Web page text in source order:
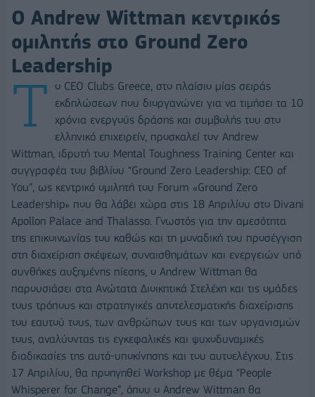
O Andrew Wittman κεντρικός
ομιλητής στο Ground Zero
Leadership
Τ
ο CEO Clubs Greece, στο πλαίσιο μίας σειράς
εκδηλώσεων που διοργανώνει για να τιμήσει τα 10
χρόνια ενεργούς δράσης και συμβολής του στο
ελληνικό επιχειρείν, προσκαλεί τον Andrew
Wittman, ιδρυτή του Mental Toughness Training Center και
συγγραφέα του βιβλίου “Ground Zero Leadership: CEO of
You”, ως κεντρικό ομιλητή του Forum «Ground Zero
Leadership» που θα λάβει χώρα στις 18 Απριλίου στο Divani
Apollon Palace and Thalasso. Γνωστός για την αμεσότητα
της επικοινωνίας του καθώς και τη μοναδική του προσέγγιση
στη διαχείριση σκέψεων, συναισθημάτων και ενεργειών υπό
συνθήκες αυξημένης πίεσης, ο Andrew Wittman θα
παρουσιάσει στα Ανώτατα Διοικητικά Στελέχη και τις ομάδες
τους τρόπους και στρατηγικές αποτελεσματικής διαχείρισης
του εαυτού τους, των ανθρώπων τους και των οργανισμών
τους, αναλύοντας τις εγκεφαλικές και ψυχοδυναμικές
διαδικασίες της αυτό-υποκίνησης και του αυτοελέγχου. Στις
17 Απριλίου, θα προηγηθεί Workshop με θέμα “People
Whisperer for Change”, όπου ο Andrew Wittman θα